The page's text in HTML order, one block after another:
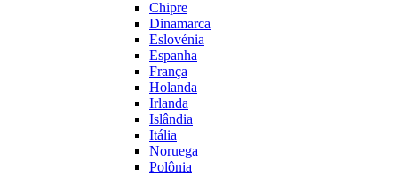
Chipre
Dinamarca
Eslovénia
Espanha
França
Holanda
Irlanda
Islândia
Itália
Noruega
Polônia